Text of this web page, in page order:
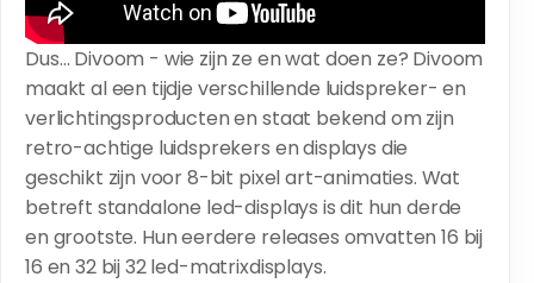
Dus… Divoom - wie zijn ze en wat doen ze? Divoom
maakt al een tijdje verschillende luidspreker- en
verlichtingsproducten en staat bekend om zijn
retro-achtige luidsprekers en displays die
geschikt zijn voor 8-bit pixel art-animaties. Wat
betreft standalone led-displays is dit hun derde
en grootste. Hun eerdere releases omvatten 16 bij
16 en 32 bij 32 led-matrixdisplays.